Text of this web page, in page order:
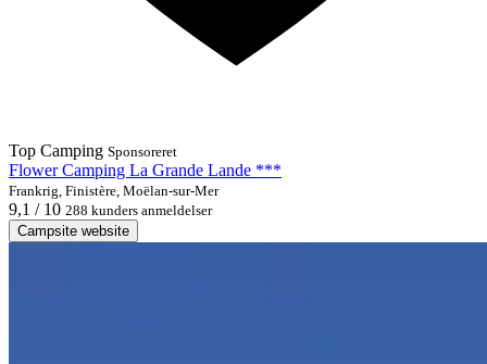
Top Camping Sponsoreret
Flower Camping La Grande Lande ***
Frankrig, Finistère, Moëlan-sur-Mer
9,1 / 10 288 kunders anmeldelser
Campsite website